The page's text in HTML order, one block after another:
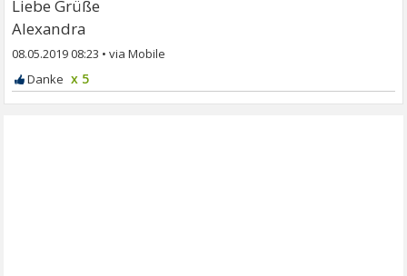
Liebe Grüße
Alexandra
08.05.2019 08:23 •
x 5